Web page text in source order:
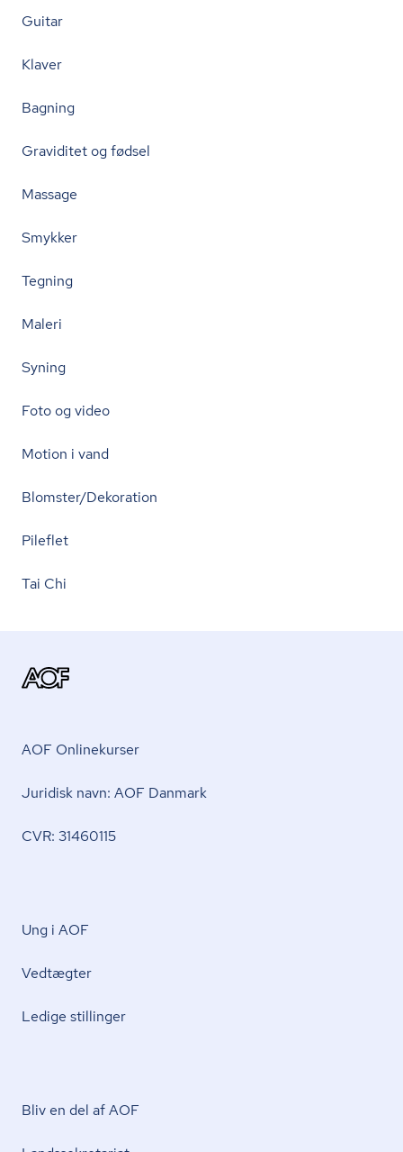
Guitar
Klaver
Bagning
Graviditet og fødsel
Massage
Smykker
Tegning
Maleri
Syning
Foto og video
Motion i vand
Blomster/Dekoration
Pileflet
Tai Chi
AOF Onlinekurser
Juridisk navn: AOF Danmark
CVR: 31460115
Ung i AOF
Vedtægter
Ledige stillinger
Bliv en del af AOF